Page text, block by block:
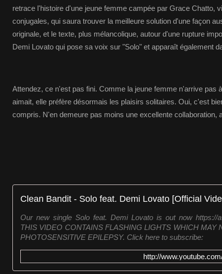
retrace l'histoire d'une jeune femme campée par Grace Chatto,
conjugales, qui saura trouver la meilleure solution d'une façon
originale, et le texte, plus mélancolique, autour d'une rupture
Demi Lovato qui pose sa voix sur "Solo" et apparaît également
Attendez, ce n'est pas fini. Comme la jeune femme n'arrive pas
aimait, elle préfère désormais les plaisirs solitaires. Oui, c'est
compris. N'en demeure pas moins une excellente collaboration,
Clean Bandit - Solo feat. Demi Lovato [Official
Our new single Solo feat. Demi Lovato is out now https://
THIS VIDEO CONTAINS FLASHING LIGHTS WHICH MAY
PHOTOSENSITIVE EPILEPSY. Click here to subscribe:
http://